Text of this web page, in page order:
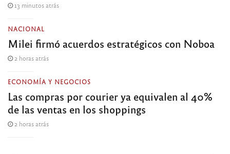
13 minutos atrás
NACIONAL
Milei firmó acuerdos estratégicos con Noboa
2 horas atrás
ECONOMÍA Y NEGOCIOS
Las compras por courier ya equivalen al 40%
de las ventas en los shoppings
2 horas atrás